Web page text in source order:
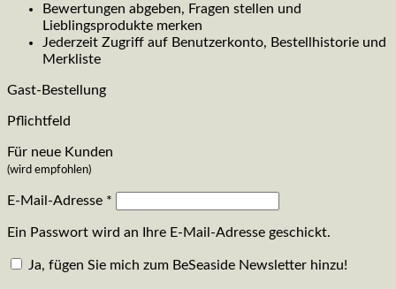
Bewertungen abgeben, Fragen stellen und
Lieblingsprodukte merken
Jederzeit Zugriff auf Benutzerkonto, Bestellhistorie und
Merkliste
Gast-Bestellung
Pflichtfeld
Für neue Kunden
(wird empfohlen)
E-Mail-Adresse *
Ein Passwort wird an Ihre E-Mail-Adresse geschickt.
Ja, fügen Sie mich zum BeSeaside Newsletter hinzu!